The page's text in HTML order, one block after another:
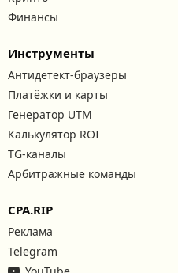
Финансы
Инструменты
Антидетект-браузеры
Платёжки и карты
Генератор UTM
Калькулятор ROI
TG-каналы
Арбитражные команды
CPA.RIP
Реклама
Telegram